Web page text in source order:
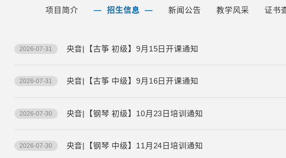
项目简介 招生信息 新闻公告 教学风采 证书
2026-07-31 央音|【古筝 初级】9月15日开课通知
2026-07-31 央音|【古筝 中级】9月16日开课通知
2026-07-30 央音|【钢琴 初级】10月23日培训通知
2026-07-30 央音|【钢琴 中级】11月24日培训通知